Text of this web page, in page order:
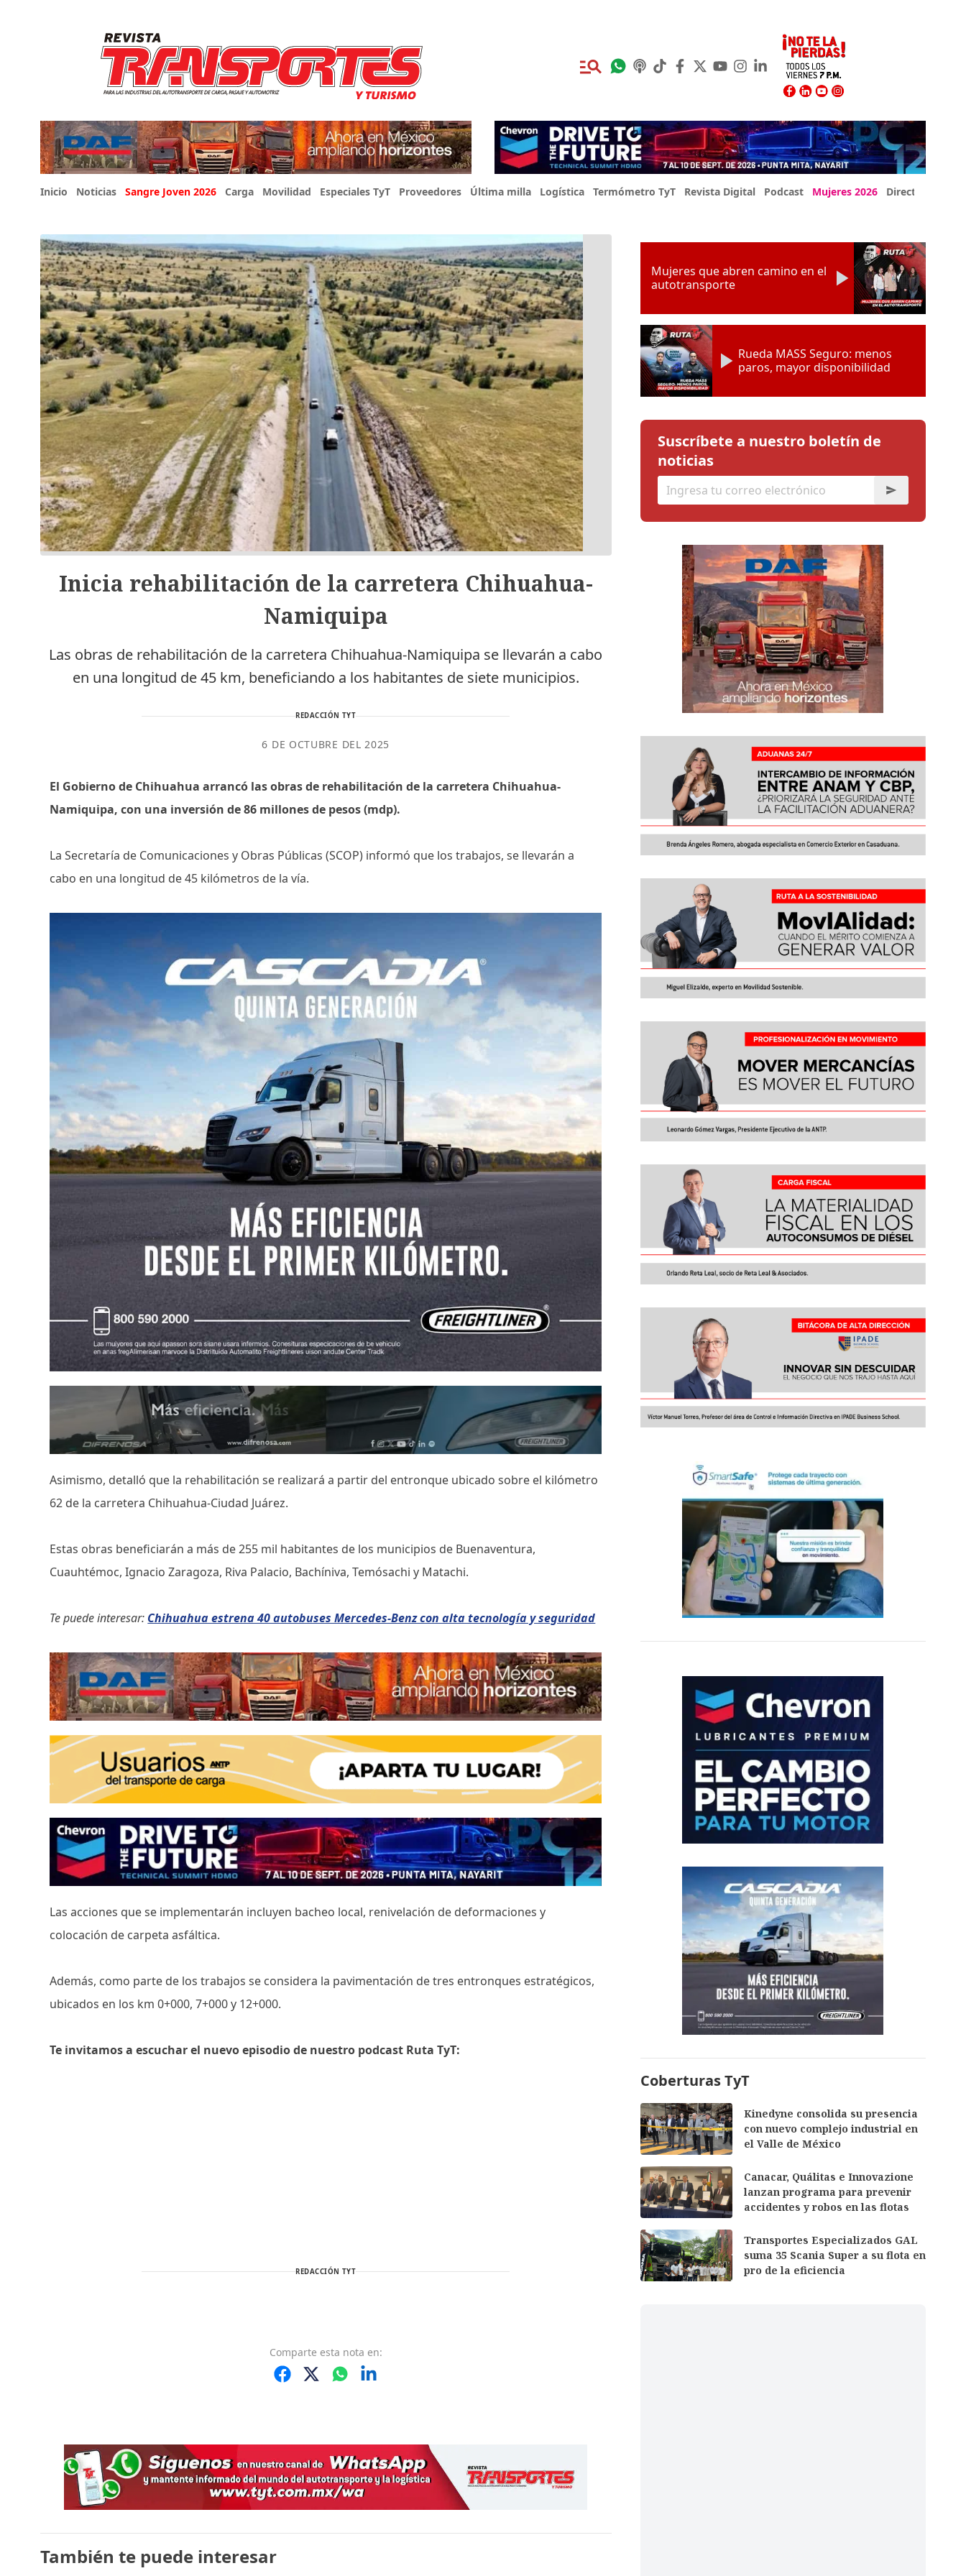
Inicio Noticias Sangre Joven 2026 Carga Movilidad Especiales TyT Proveedores Última milla Logística Termómetro TyT Revista Digital Podcast Mujeres 2026 Directorio Expo
Inicia rehabilitación de la carretera Chihuahua-
Namiquipa
Las obras de rehabilitación de la carretera Chihuahua-Namiquipa se llevarán a cabo
en una longitud de 45 km, beneficiando a los habitantes de siete municipios.
REDACCIÓN TYT
6 DE OCTUBRE DEL 2025
El Gobierno de Chihuahua arrancó las obras de rehabilitación de la carretera Chihuahua-
Namiquipa, con una inversión de 86 millones de pesos (mdp).
La Secretaría de Comunicaciones y Obras Públicas (SCOP) informó que los trabajos, se llevarán a
cabo en una longitud de 45 kilómetros de la vía.
Asimismo, detalló que la rehabilitación se realizará a partir del entronque ubicado sobre el kilómetro
62 de la carretera Chihuahua-Ciudad Juárez.
Estas obras beneficiarán a más de 255 mil habitantes de los municipios de Buenaventura,
Cuauhtémoc, Ignacio Zaragoza, Riva Palacio, Bachíniva, Temósachi y Matachi.
Te puede interesar: Chihuahua estrena 40 autobuses Mercedes-Benz con alta tecnología y seguridad
Las acciones que se implementarán incluyen bacheo local, renivelación de deformaciones y
colocación de carpeta asfáltica.
Además, como parte de los trabajos se considera la pavimentación de tres entronques estratégicos,
ubicados en los km 0+000, 7+000 y 12+000.
Te invitamos a escuchar el nuevo episodio de nuestro podcast Ruta TyT:
REDACCIÓN TYT
Comparte esta nota en:
También te puede interesar
Mujeres que abren camino en el
autotransporte
Rueda MASS Seguro: menos
paros, mayor disponibilidad
Suscríbete a nuestro boletín de
noticias
Coberturas TyT
Kinedyne consolida su presencia
con nuevo complejo industrial en
el Valle de México
Canacar, Quálitas e Innovazione
lanzan programa para prevenir
accidentes y robos en las flotas
Transportes Especializados GAL
suma 35 Scania Super a su flota en
pro de la eficiencia